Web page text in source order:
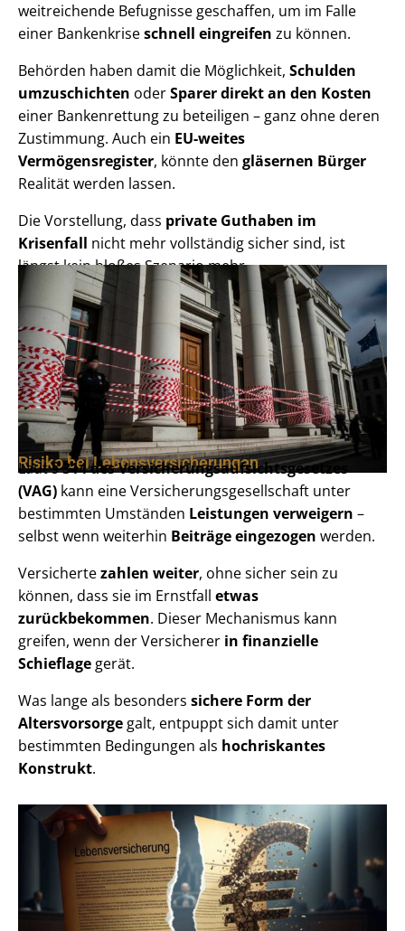
weitreichende Befugnisse geschaffen, um im Falle
einer Bankenkriseschnell eingreifen zu können.
Behörden haben damit die Möglichkeit, Schulden
umzuschichten oderSparer direkt an den Kosten
einer Bankenrettung zu beteiligen – ganz ohne deren
Zustimmung. Auch ein EU-weites
Vermögensregister, könnte den gläsernen Bürger
Realität werden lassen.
Die Vorstellung, dass private Guthaben im
Krisenfall nicht mehr vollständig sicher sind, ist
längst kein bloßes Szenario mehr.
Risiko bei Lebensversicherungen
Laut§ 314 des Versicherungsaufsichtsgesetzes
(VAG) kann eine Versicherungsgesellschaft unter
bestimmten Umständen Leistungen verweigern –
selbst wenn weiterhin Beiträge eingezogen werden.
Versichertezahlen weiter, ohne sicher sein zu
können, dass sie im Ernstfall etwas
zurückbekommen. Dieser Mechanismus kann
greifen, wenn der Versicherer in finanzielle
Schieflage gerät.
Was lange als besonders sichere Form der
Altersvorsorge galt, entpuppt sich damit unter
bestimmten Bedingungen als hochriskantes
Konstrukt.